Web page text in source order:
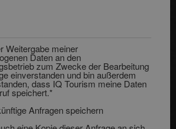
Weitergabe meiner
Daten an den
zum Zwecke der Bearbeitung
einverstanden und bin außerdem
dass IQ Tourism meine Daten
speichert.*
Anfragen speichern